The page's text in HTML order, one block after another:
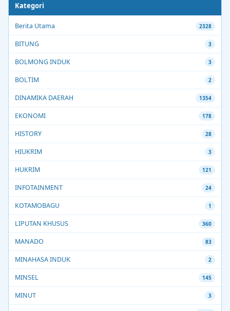
Kategori
Berita Utama 2328
BITUNG 3
BOLMONG INDUK 3
BOLTIM 2
DINAMIKA DAERAH 1354
EKONOMI 178
HISTORY 28
HIUKRIM 3
HUKRIM 121
INFOTAINMENT 24
KOTAMOBAGU 1
LIPUTAN KHUSUS 360
MANADO 83
MINAHASA INDUK 2
MINSEL 145
MINUT 3